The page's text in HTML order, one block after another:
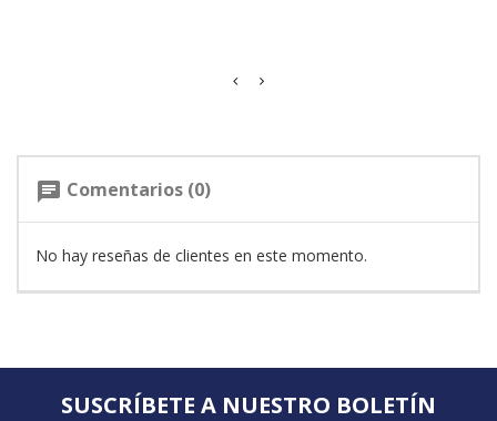
chat Comentarios (0)
No hay reseñas de clientes en este momento.
SUSCRÍBETE A NUESTRO BOLETÍN